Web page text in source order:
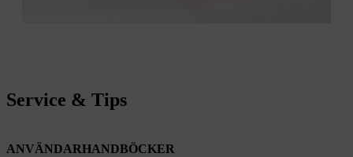
Service & Tips
ANVÄNDARHANDBÖCKER